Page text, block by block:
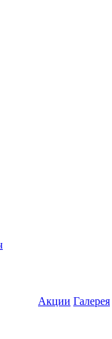
Акции Галерея